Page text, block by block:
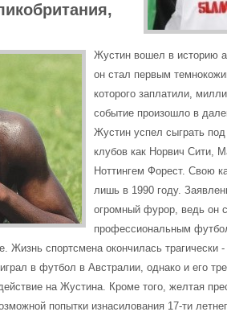
Жустин вошел в историю
он стал первым
которого заплатили,
событие произошло в
Жустин успел сыграть
клубов как Норвич Сити,
Ноттингем Форест. Свою
лишь в 1990 году.
огромный фурор, ведь он
профессиональным
Жизнь спортсмена окончилась трагически
в футбол в Австралии, однако и его
на Жустина. Кроме того, желтая
попытки изнасилования 17-ти